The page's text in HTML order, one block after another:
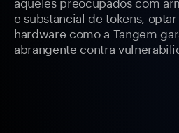
e substancial de tokens,
hardware como a Tangem
abrangente contra